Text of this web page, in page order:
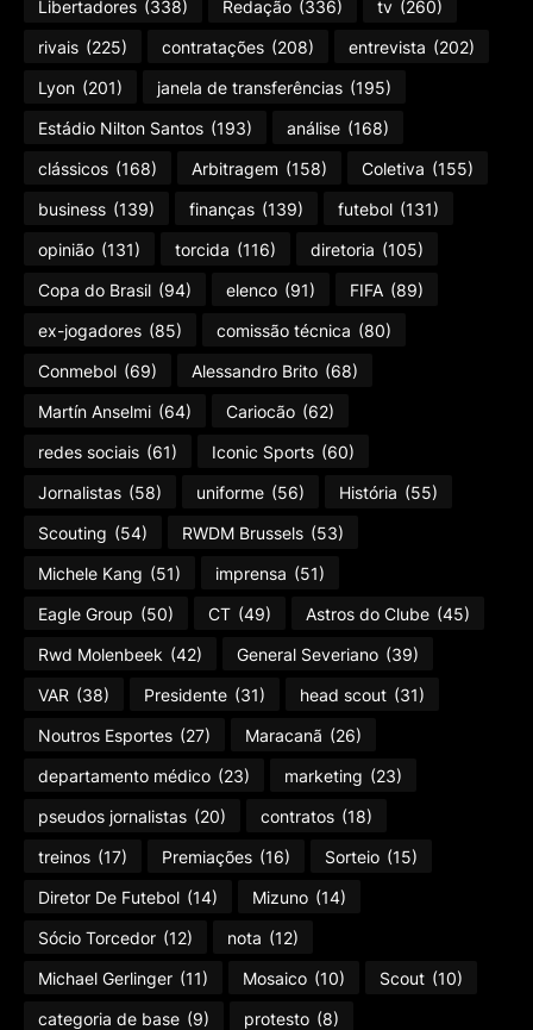
Libertadores (338) Redação (336) tv (260)
rivais (225) contratações (208) entrevista (202)
Lyon (201) janela de transferências (195)
Estádio Nilton Santos (193) análise (168)
clássicos (168) Arbitragem (158) Coletiva (155)
business (139) finanças (139) futebol (131)
opinião (131) torcida (116) diretoria (105)
Copa do Brasil (94) elenco (91) FIFA (89)
ex-jogadores (85) comissão técnica (80)
Conmebol (69) Alessandro Brito (68)
Martín Anselmi (64) Cariocão (62)
redes sociais (61) Iconic Sports (60)
Jornalistas (58) uniforme (56) História (55)
Scouting (54) RWDM Brussels (53)
Michele Kang (51) imprensa (51)
Eagle Group (50) CT (49) Astros do Clube (45)
Rwd Molenbeek (42) General Severiano (39)
VAR (38) Presidente (31) head scout (31)
Noutros Esportes (27) Maracanã (26)
departamento médico (23) marketing (23)
pseudos jornalistas (20) contratos (18)
treinos (17) Premiações (16) Sorteio (15)
Diretor De Futebol (14) Mizuno (14)
Sócio Torcedor (12) nota (12)
Michael Gerlinger (11) Mosaico (10) Scout (10)
categoria de base (9) protesto (8)